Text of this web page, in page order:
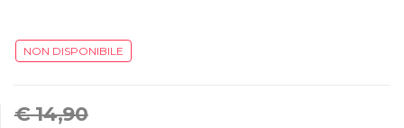
NON DISPONIBILE
€ 14,90